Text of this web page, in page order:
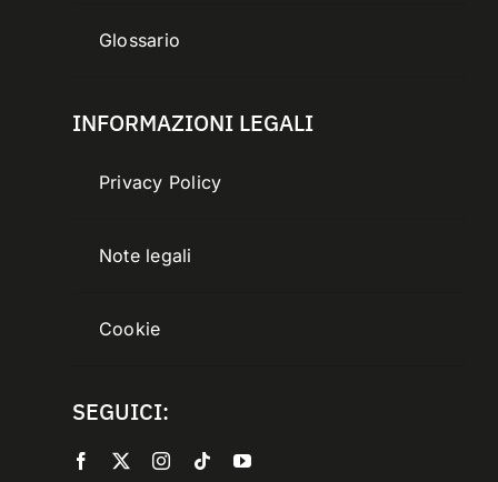
Glossario
INFORMAZIONI LEGALI
Privacy Policy
Note legali
Cookie
SEGUICI: